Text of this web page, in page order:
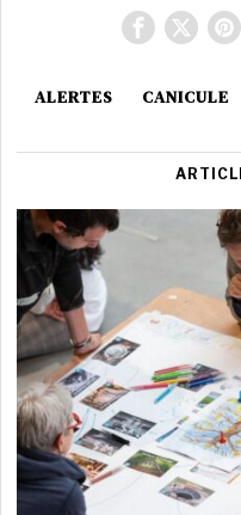
ALERTES CANICULE